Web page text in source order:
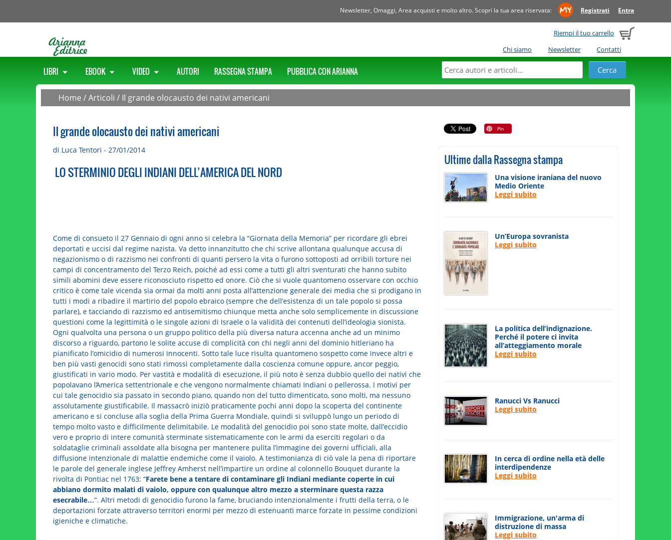
Newsletter, Omaggi, Area acquisti e molto altro. Scopri la tua area riservata: Registrati Entra
Riempi il tuo carrello
Chi siamo
Newsletter Contatti
LIBRI EBOOK VIDEO AUTORI RASSEGNA STAMPA PUBBLICA CON ARIANNA
Home /Articoli / Il grande olocausto dei nativi americani
Il grande olocausto dei nativi americani
di Luca Tentori - 27/01/2014
LO STERMINIO DEGLI INDIANI DELL’AMERICA DEL NORD
Come di consueto il 27 Gennaio di ogni anno si celebra la “Giornata della Memoria” per ricordare gli ebrei
deportati e uccisi dal regime nazista. Va detto innanzitutto che chi scrive allontana qualunque accusa di
negazionismo o di razzismo nei confronti di quanti persero la vita o furono sottoposti ad orribili torture nei
campi di concentramento del Terzo Reich, poiché ad essi come a tutti gli altri sventurati che hanno subito
simili abomini deve essere riconosciuto rispetto ed onore. Ciò che si vuole quantomeno osservare con occhio
critico è come tale vicenda sia ormai da molti anni posta all’attenzione generale dei media che si prodigano in
tutti i modi a ribadire il martirio del popolo ebraico (sempre che dell’esistenza di un tale popolo si possa
parlare), e tacciando di razzismo ed antisemitismo chiunque metta anche solo semplicemente in discussione
questioni come la legittimità o le singole azioni di Israele o la validità dei contenuti dell’ideologia sionista.
Ogni qualvolta una persona o un gruppo politico della più diversa natura accenna anche ad un minimo
discorso a riguardo, partono le solite accuse di complicità con chi negli anni del dominio hitleriano ha
pianificato l’omicidio di numerosi innocenti. Sotto tale luce risulta quantomeno sospetto come invece altri e
ben più vasti genocidi sono stati rimossi completamente dalla coscienza comune oppure, ancor peggio,
giustificati in vario modo. Per vastità e modalità di esecuzione, il più noto è senza dubbio quello dei nativi che
popolavano l’America settentrionale e che vengono normalmente chiamati Indiani o pellerossa. I motivi per
cui tale genocidio sia passato in secondo piano, quando non del tutto dimenticato, sono molti, ma nessuno
assolutamente giustificabile. Il massacrò iniziò praticamente pochi anni dopo la scoperta del continente
americano e si concluse alla soglia della Prima Guerra Mondiale, quindi si sviluppò lungo un periodo di
tempo molto vasto e difficilmente delimitabile. Le modalità del genocidio poi sono state molte, dall’eccidio
vero e proprio di intere comunità sterminate sistematicamente con le armi da eserciti regolari o da
soldataglie criminali assoldate alla bisogna per mantenere pulita l’immagine dei governi ufficiali, alla
diffusione intenzionale di malattie endemiche come il vaiolo. A testimonianza di ciò vale la pena di riportare
le parole del generale inglese Jeffrey Amherst nell’impartire un ordine al colonnello Bouquet durante la
rivolta di Pontiac nel 1763: “Farete bene a tentare di contaminare gli Indiani mediante coperte in cui
abbiano dormito malati di vaiolo, oppure con qualunque altro mezzo a sterminare questa razza
esecrabile…”. Altri metodi di genocidio furono la fame, bruciando intenzionalmente i frutti della terra, o le
deportazioni forzate attraverso territori enormi per mezzo di estenuanti marce forzate in pessime condizioni
igieniche e climatiche.
Ultime dalla Rassegna stampa
Una visione iraniana del nuovo
Medio Oriente
Leggi subito
Un’Europa sovranista
Leggi subito
La politica dell’indignazione.
Perché il potere ci invita
all’atteggiamento morale
Leggi subito
Ranucci Vs Ranucci
Leggi subito
In cerca di ordine nella età delle
interdipendenze
Leggi subito
Immigrazione, un'arma di
distruzione di massa
Leggi subito